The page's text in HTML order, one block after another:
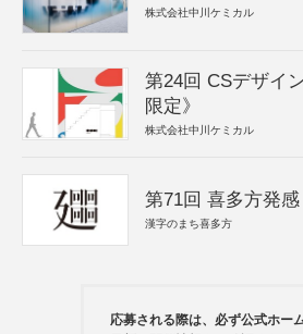
株式会社中川ケミカル
第24回 CSデザイ
限定》
株式会社中川ケミカル
第71回 喜多方発
漢字のまち喜多方
応募される際は、必ず公式ホー